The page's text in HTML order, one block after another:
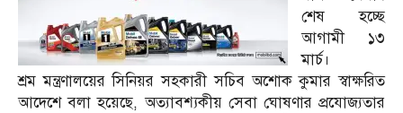
শেষ হচ্ছে
আগামী ১৩
মার্চ।
শ্রম মন্ত্রণালয়ের সিনিয়র সহকারী সচিব অশোক কুমার স্বাক্ষরিত
আদেশে বলা হয়েছে, অত্যাবশ্যকীয় সেবা ঘোষণার প্রযোজ্যতার